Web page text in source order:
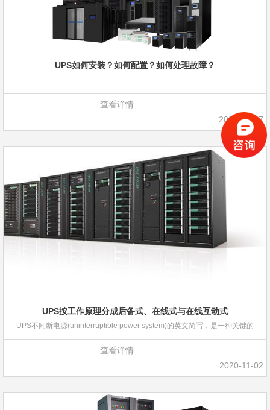
UPS如何安装？如何配置？如何处理故障？
查看详情
2021-09-07
UPS按工作原理分成后备式、在线式与在线互动式
UPS不间断电源(uninterruptible power system)的英文简写，是一种关键的
查看详情
2020-11-02